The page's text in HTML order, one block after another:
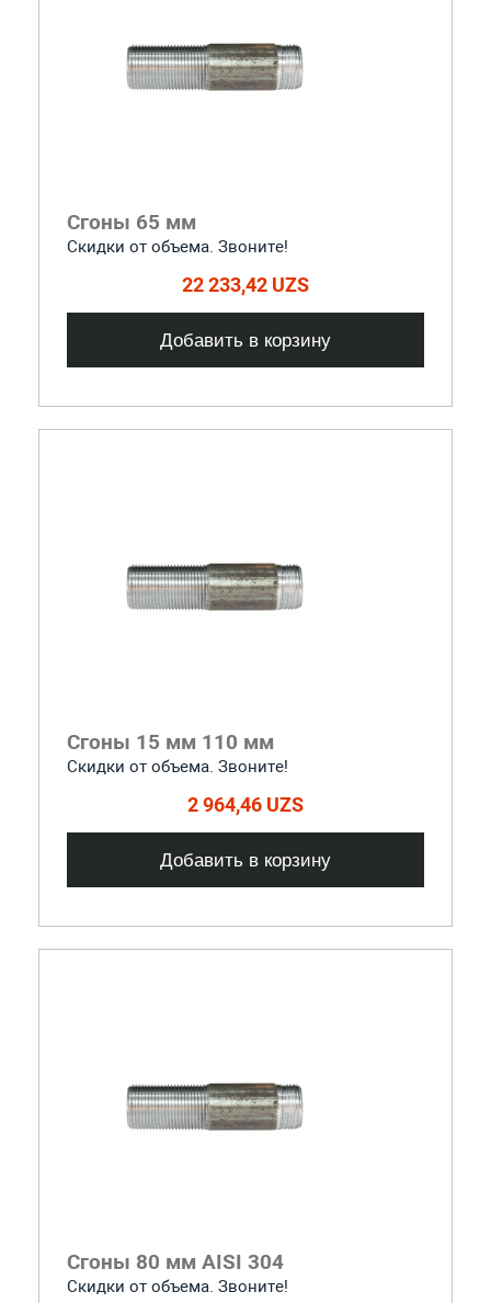
Сгоны 65 мм
Скидки от объема. Звоните!
22 233,42 UZS
Добавить в корзину
Сгоны 15 мм 110 мм
Скидки от объема. Звоните!
2 964,46 UZS
Добавить в корзину
Сгоны 80 мм AISI 304
Скидки от объема. Звоните!